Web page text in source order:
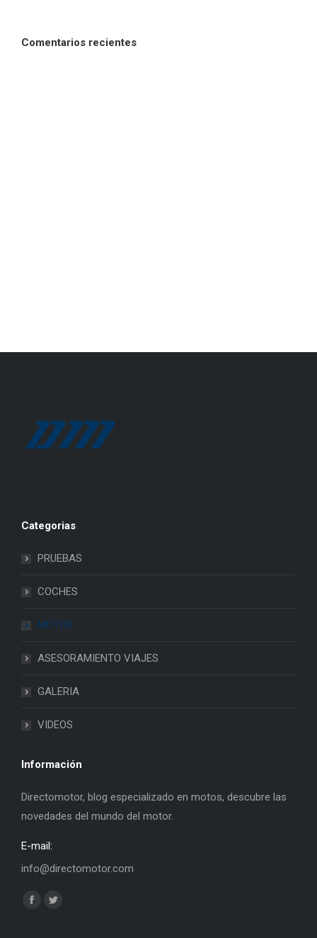
Comentarios recientes
Categorias
PRUEBAS
COCHES
MOTOS
ASESORAMIENTO VIAJES
GALERIA
VIDEOS
Información
Directomotor, blog especializado en motos, descubre las
novedades del mundo del motor.
E-mail:
info@directomotor.com
Find us on:
Facebook
Twitter